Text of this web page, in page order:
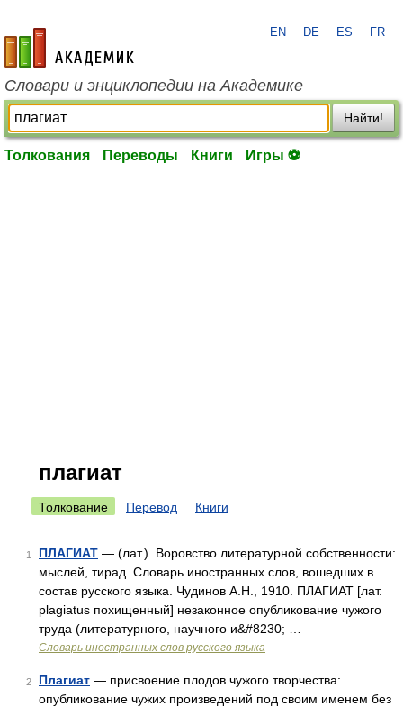
academic.ru
EN DE ES FR
Словари и энциклопедии на Академике
Найти!
Толкования Переводы Книги Игры ⚽
плагиат
Толкование Перевод Книги
1 ПЛАГИАТ — (лат.). Воровство литературной собственности:
мыслей, тирад. Словарь иностранных слов, вошедших в
состав русского языка. Чудинов А.Н., 1910. ПЛАГИАТ [лат.
plagiatus похищенный] незаконное опубликование чужого
труда (литературного, научного и&#8230; …
Словарь иностранных слов русского языка
2 Плагиат — присвоение плодов чужого творчества:
опубликование чужих произведений под своим именем без